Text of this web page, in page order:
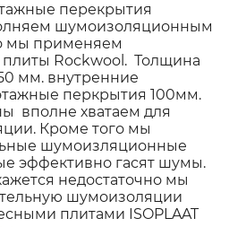
перекрытия
шумоизоляционным
мы применяем
Rockwool. Толщина
мм. внутренние
перкрытия 100мм.
вполне хватаем для
Кроме того мы
шумоизляционные
эффективно гасят шумы.
недостаточно мы
шумоизоляции
плитами ISOPLAAT